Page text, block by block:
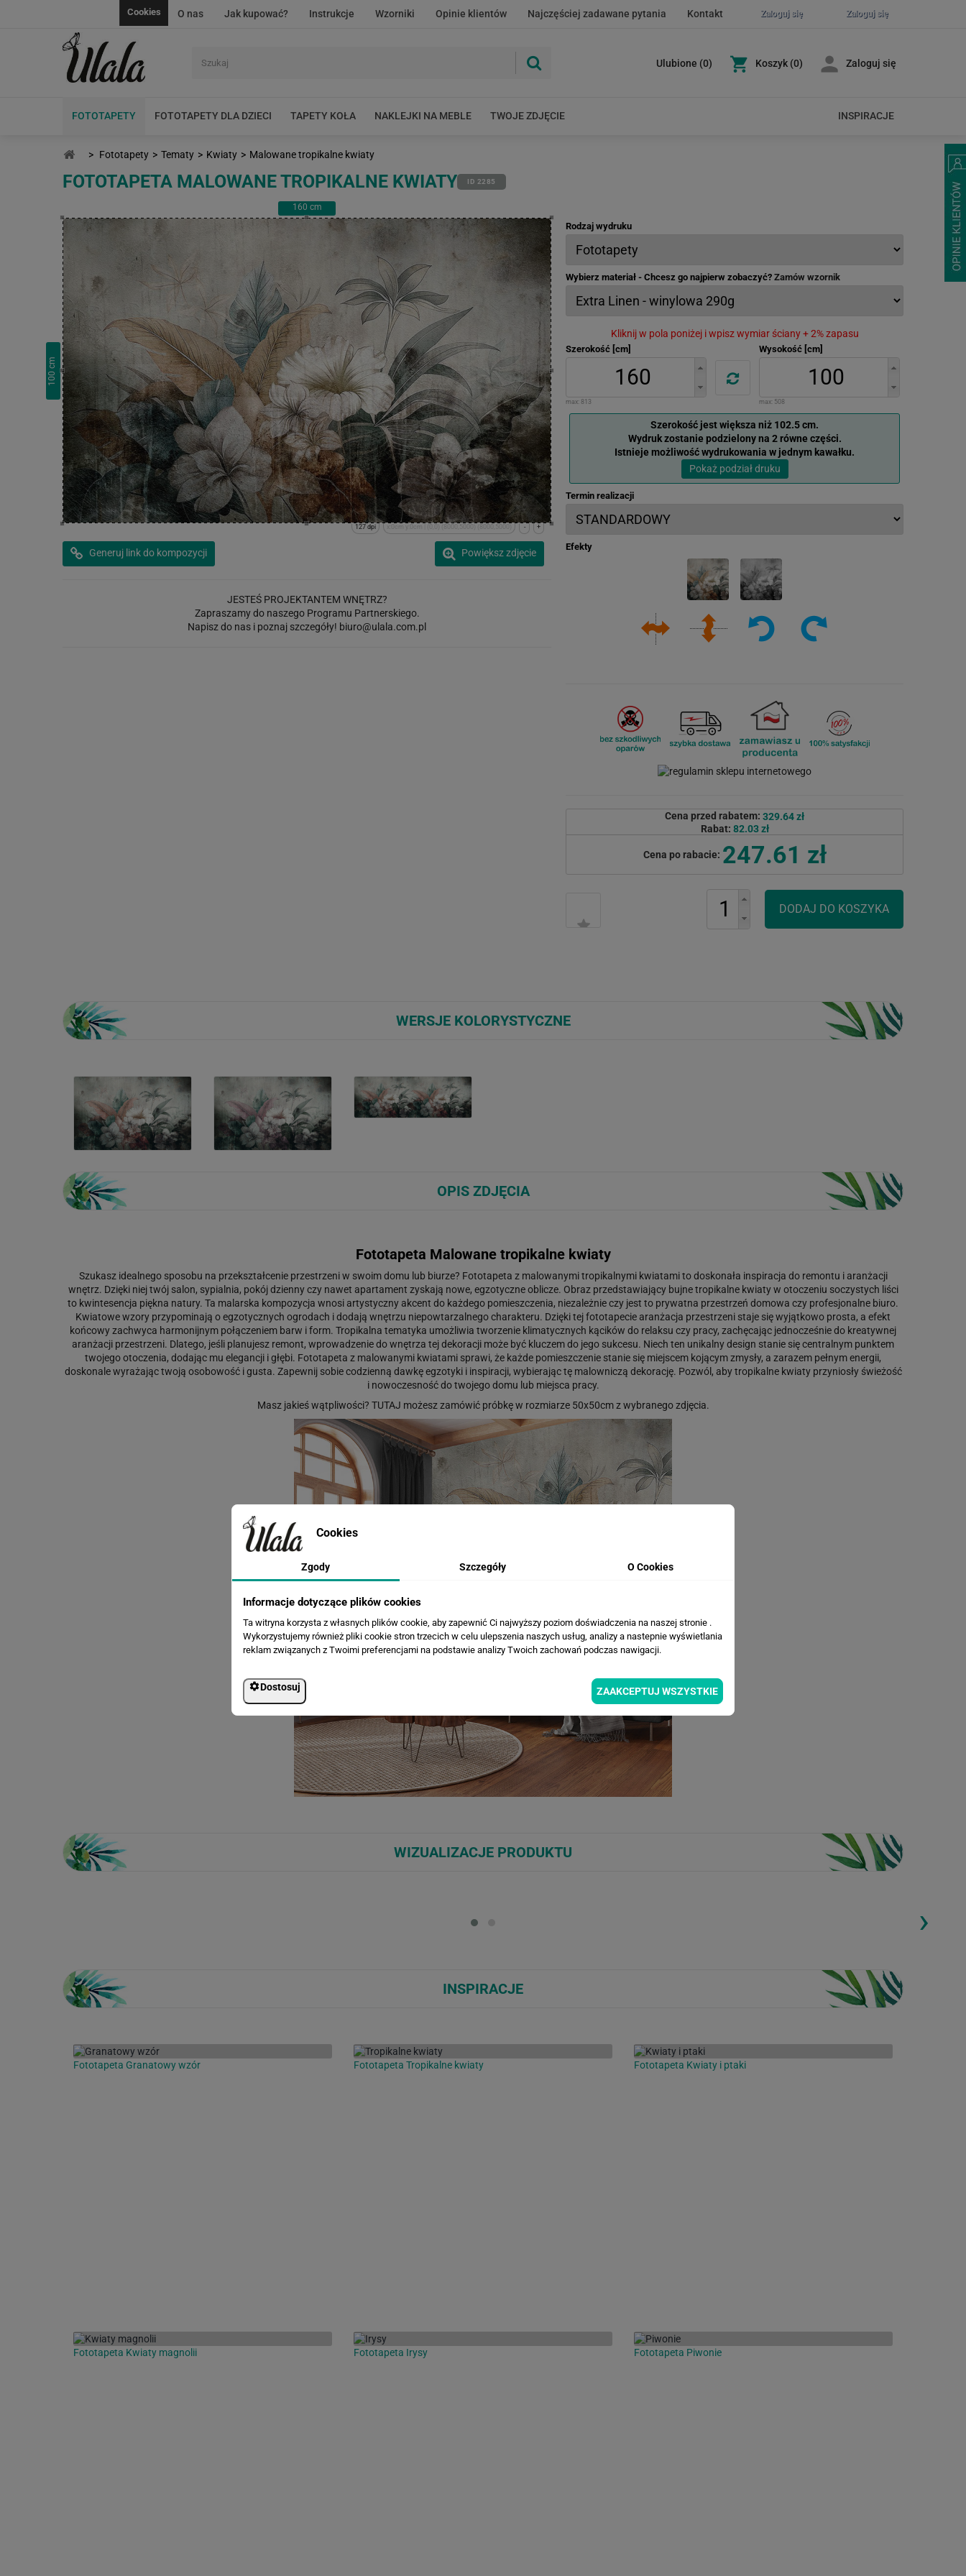
Zaloguj się
Zaloguj się
O nas Jak kupować? Instrukcje Wzorniki Opinie klientów Najczęściej zadawane pytania Kontakt
Cookies
Ulubione (0) Koszyk (0) Zaloguj się
FOTOTAPETY FOTOTAPETY DLA DZIECI TAPETY KOŁA NAKLEJKI NA MEBLE TWOJE ZDJĘCIE INSPIRACJE
> Fototapety > Tematy > Kwiaty > Malowane tropikalne kwiaty
FOTOTAPETA MALOWANE TROPIKALNE KWIATY ID 2285
160 cm
100
cm
+
-
x:0cm y:0cm | (0,0) (8000,5000) (8000,5000)
127 dpi
Powiększ zdjęcie
Generuj link do kompozycji
JESTEŚ PROJEKTANTEM WNĘTRZ?
Zapraszamy do naszego Programu Partnerskiego.
Napisz do nas i poznaj szczegóły! biuro@ulala.com.pl
Rodzaj wydruku
Wybierz materiał - Chcesz go najpierw zobaczyć? Zamów wzornik
Kliknij w pola poniżej i wpisz wymiar ściany + 2% zapasu
Szerokość [cm]
max: 813
Wysokość [cm]
max: 508
Szerokość jest większa niż 102.5 cm.
Wydruk zostanie podzielony na 2 równe części.
Istnieje możliwość wydrukowania w jednym kawałku.
Pokaż podział druku
Termin realizacji
Efekty
Cena przed rabatem: 329.64 zł
Rabat: 82.03 zł
Cena po rabacie: 247.61 zł
WERSJE KOLORYSTYCZNE
OPIS ZDJĘCIA
Fototapeta Malowane tropikalne kwiaty
Szukasz idealnego sposobu na przekształcenie przestrzeni w swoim domu lub biurze? Fototapeta z malowanymi tropikalnymi kwiatami to doskonała inspiracja do remontu i aranżacji
wnętrz. Dzięki niej twój salon, sypialnia, pokój dzienny czy nawet apartament zyskają nowe, egzotyczne oblicze. Obraz przedstawiający bujne tropikalne kwiaty w otoczeniu soczystych liści
to kwintesencja piękna natury. Ta malarska kompozycja wnosi artystyczny akcent do każdego pomieszczenia, niezależnie czy jest to prywatna przestrzeń domowa czy profesjonalne biuro.
Kwiatowe wzory przypominają o egzotycznych ogrodach i dodają wnętrzu niepowtarzalnego charakteru. Dzięki tej fototapecie aranżacja przestrzeni staje się wyjątkowo prosta, a efekt
końcowy zachwyca harmonijnym połączeniem barw i form. Tropikalna tematyka umożliwia tworzenie klimatycznych kącików do relaksu czy pracy, zachęcając jednocześnie do kreatywnej
aranżacji przestrzeni. Dlatego, jeśli planujesz remont, wprowadzenie do wnętrza tej dekoracji może być kluczem do jego sukcesu. Niech ten unikalny design stanie się centralnym punktem
twojego otoczenia, dodając mu elegancji i głębi. Fototapeta z malowanymi kwiatami sprawi, że każde pomieszczenie stanie się miejscem kojącym zmysły, a zarazem pełnym energii,
doskonale wyrażając twoją osobowość i gusta. Zapewnij sobie codzienną dawkę egzotyki i inspiracji, wybierając tę malowniczą dekorację. Pozwól, aby tropikalne kwiaty przyniosły świeżość
i nowoczesność do twojego domu lub miejsca pracy.
Masz jakieś wątpliwości? TUTAJ możesz zamówić próbkę w rozmiarze 50x50cm z wybranego zdjęcia.
WIZUALIZACJE PRODUKTU
Loading...
›
INSPIRACJE
Fototapeta Granatowy wzór Fototapeta Tropikalne kwiaty Fototapeta Kwiaty i ptaki
Fototapeta Kwiaty magnolii Fototapeta Irysy Fototapeta Piwonie
Cookies
Zgody Szczegóły O Cookies
Informacje dotyczące plików cookies
Ta witryna korzysta z własnych plików cookie, aby zapewnić Ci najwyższy poziom doświadczenia na naszej stronie .
Wykorzystujemy również pliki cookie stron trzecich w celu ulepszenia naszych usług, analizy a nastepnie wyświetlania
reklam związanych z Twoimi preferencjami na podstawie analizy Twoich zachowań podczas nawigacji.
Dostosuj ZAAKCEPTUJ WSZYSTKIE